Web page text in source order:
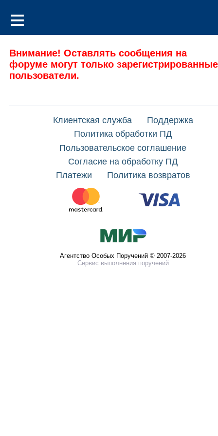
Внимание! Оставлять сообщения на
форуме могут только зарегистрированные
пользователи.
Клиентская служба
Поддержка
Политика обработки ПД
Пользовательское соглашение
Согласие на обработку ПД
Платежи
Политика возвратов
Агентство Особых Поручений © 2007-2026
Сервис выполнения поручений